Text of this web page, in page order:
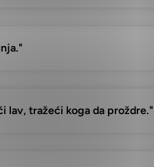
lav, tražeći koga da proždre."